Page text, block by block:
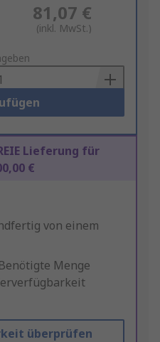
81,07 €
(inkl. MwSt.)
Lieferung für
€
von einem
Benötigte Menge
überprüfen